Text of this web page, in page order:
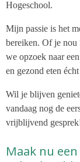
Hogeschool.
Mijn passie is het
bereiken. Of je
we opzoek naar
en gezond eten
Wil je blijven
vandaag nog de
vrijblijvend
Maak nu